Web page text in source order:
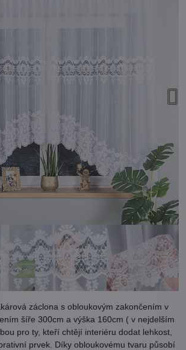
záclona s obloukovým zakončením v
šíře 300cm a výška 160cm ( v nejdelším
pro ty, kteří chtějí interiéru dodat lehkost,
prvek. Díky obloukovému tvaru působí